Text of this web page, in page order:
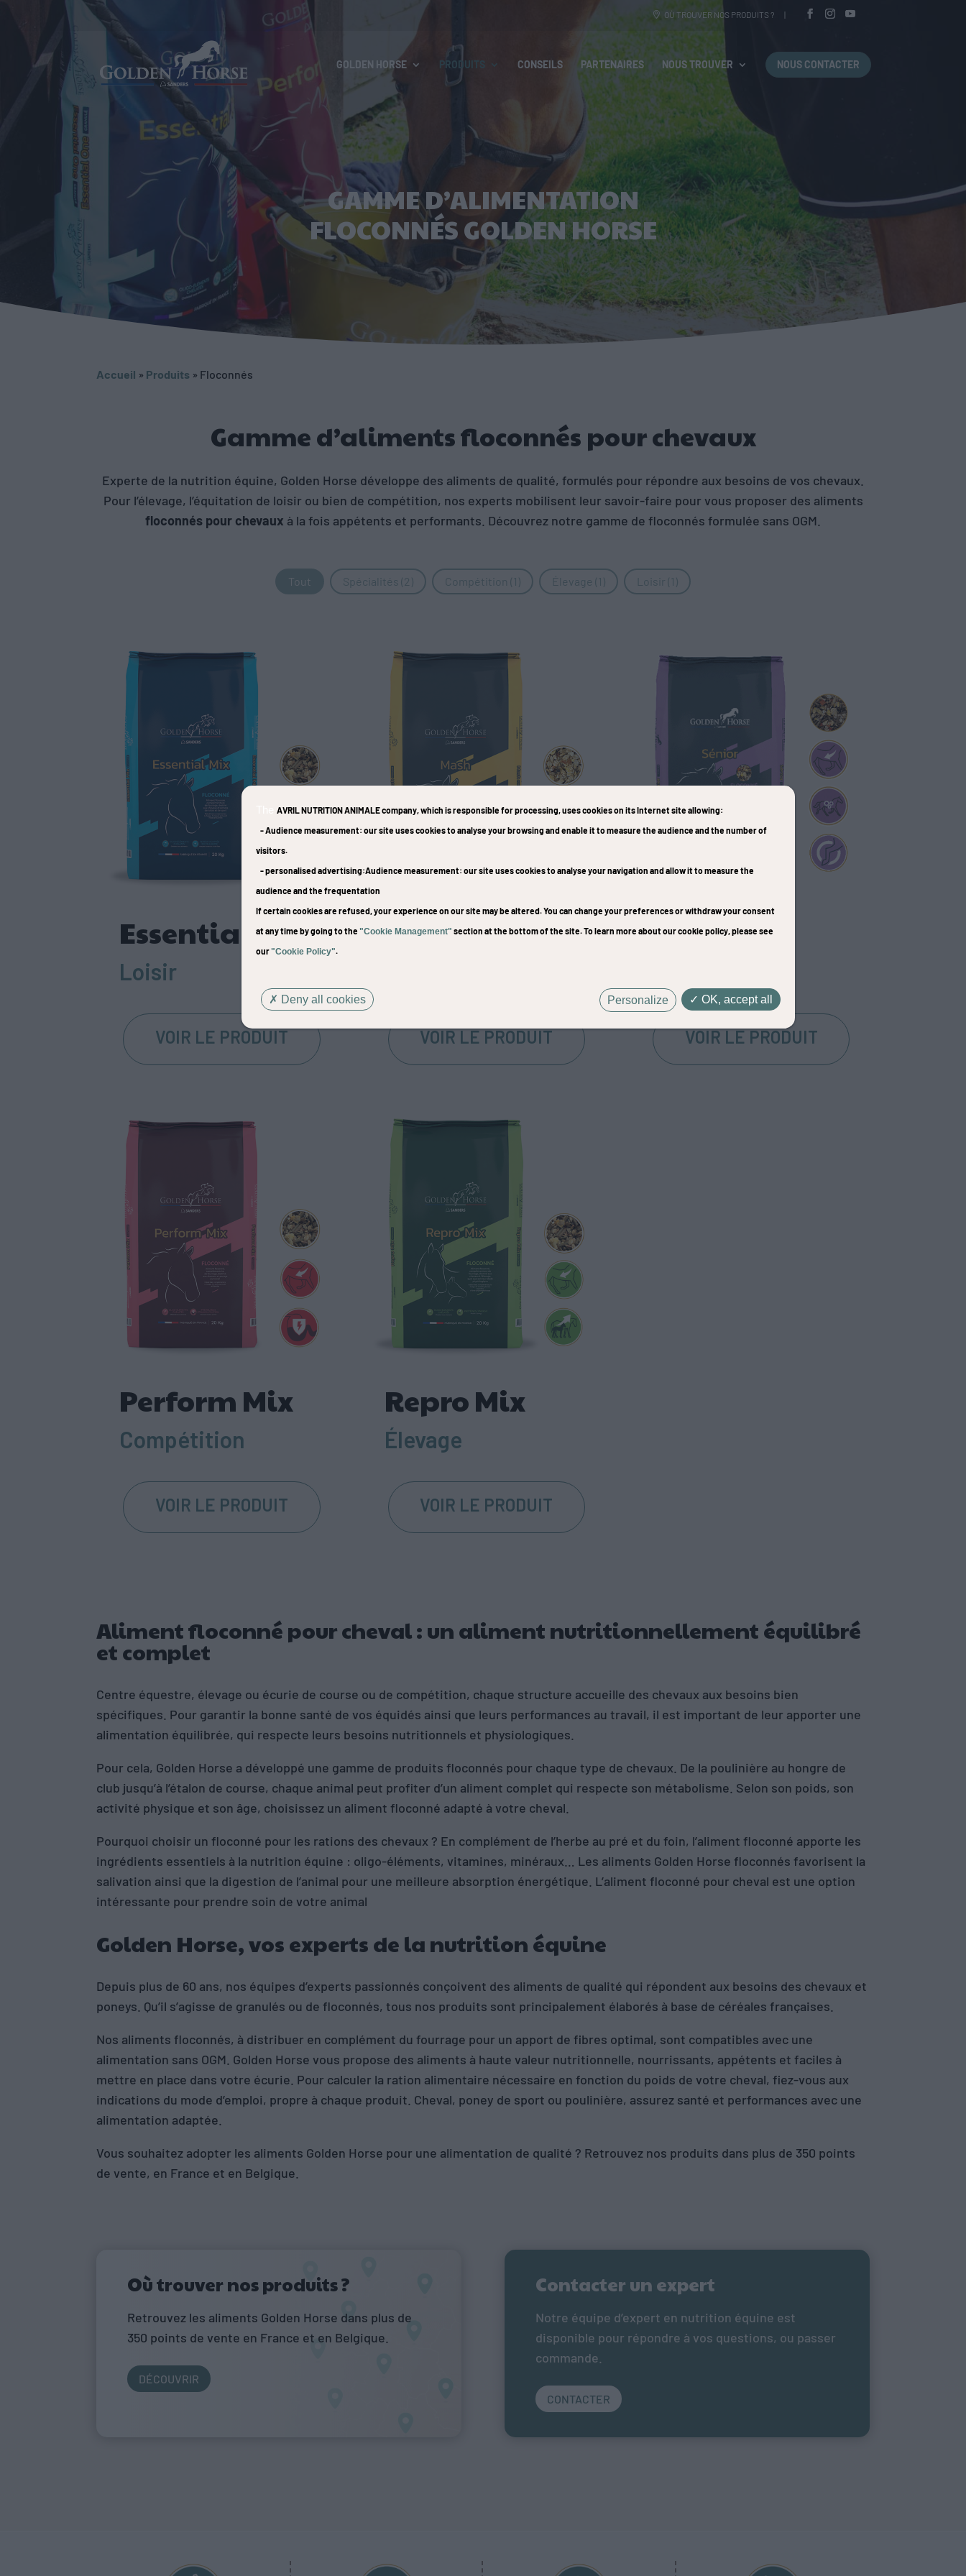
OÙ TROUVER NOS PRODUITS ?
GOLDEN HORSE PRODUITS CONSEILS PARTENAIRES NOUS TROUVER NOUS CONTACTER
GAMME D’ALIMENTATION
FLOCONNÉS GOLDEN HORSE
Accueil » Produits » Floconnés
Gamme d’aliments floconnés pour chevaux
Experte de la nutrition équine, Golden Horse développe des aliments de qualité, formulés pour répondre aux besoins de vos chevaux.
Pour l’élevage, l’équitation de loisir ou bien de compétition, nos experts mobilisent leur savoir-faire pour vous proposer des aliments
floconnés pour chevaux à la fois appétents et performants. Découvrez notre gamme de floconnés formulée sans OGM.
Activités
Tout Spécialités (2) Compétition (1) Élevage (1) Loisir (1)
Essential Mix
Loisir
VOIR LE PRODUIT
Mash
VOIR LE PRODUIT
Senior
VOIR LE PRODUIT
Perform Mix
Compétition
VOIR LE PRODUIT
Repro Mix
Élevage
VOIR LE PRODUIT
Aliment floconné pour cheval : un aliment nutritionnellement équilibré
et complet
Centre équestre, élevage ou écurie de course ou de compétition, chaque structure accueille des chevaux aux besoins bien
spécifiques. Pour garantir la bonne santé de vos équidés ainsi que leurs performances au travail, il est important de leur apporter une
alimentation équilibrée, qui respecte leurs besoins nutritionnels et physiologiques.
Pour cela, Golden Horse a développé une gamme de produits floconnés pour chaque type de chevaux. De la poulinière au hongre de
club jusqu’à l’étalon de course, chaque animal peut profiter d’un aliment complet qui respecte son métabolisme. Selon son poids, son
activité physique et son âge, choisissez un aliment floconné adapté à votre cheval.
Pourquoi choisir un floconné pour les rations des chevaux ? En complément de l’herbe au pré et du foin, l’aliment floconné apporte les
ingrédients essentiels à la nutrition équine : oligo-éléments, vitamines, minéraux… Les aliments Golden Horse floconnés favorisent la
salivation ainsi que la digestion de l’animal pour une meilleure absorption énergétique. L’aliment floconné pour cheval est une option
intéressante pour prendre soin de votre animal
Golden Horse, vos experts de la nutrition équine
Depuis plus de 60 ans, nos équipes d’experts passionnés conçoivent des aliments de qualité qui répondent aux besoins des chevaux et
poneys. Qu’il s’agisse de granulés ou de floconnés, tous nos produits sont principalement élaborés à base de céréales françaises.
Nos aliments floconnés, à distribuer en complément du fourrage pour un apport de fibres optimal, sont compatibles avec une
alimentation sans OGM. Golden Horse vous propose des aliments à haute valeur nutritionnelle, nourrissants, appétents et faciles à
mettre en place dans votre écurie. Pour calculer la ration alimentaire nécessaire en fonction du poids de votre cheval, fiez-vous aux
indications du mode d’emploi, propre à chaque produit. Cheval, poney de sport ou poulinière, assurez santé et performances avec une
alimentation adaptée.
Vous souhaitez adopter les aliments Golden Horse pour une alimentation de qualité ? Retrouvez nos produits dans plus de 350 points
de vente, en France et en Belgique.
Où trouver nos produits ?
Retrouvez les aliments Golden Horse dans plus de
350 points de vente en France et en Belgique.
DÉCOUVRIR
Contacter un expert
Notre équipe d’expert en nutrition équine est
disponible pour répondre à vos questions, ou passer
commande.
CONTACTER
AVRIL NUTRITION ANIMALE company , which is responsible for processing, uses cookies on its Internet site allowing:
- Audience measurement: our site uses cookies to analyse your browsing and enable it to measure the audience and the number of
visitors.
-personalised advertising:Audience measurement: our site uses cookies to analyse your navigation and allow it to measure the
audience and the frequentation
If certain cookies are refused, your experience on our site may be altered. You can change your preferences or withdraw your consent
at any time by going to the "Cookie Management" section at the bottom of the site. To learn more about our cookie policy, please see
our"Cookie Policy".
OK, accept all
Personalize
Deny all cookies